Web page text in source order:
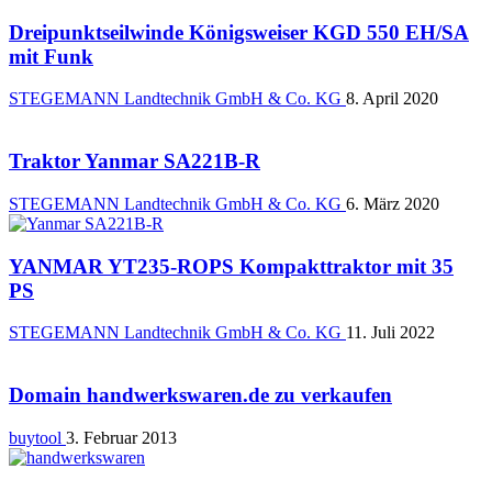
Dreipunktseilwinde Königsweiser KGD 550 EH/SA
mit Funk
STEGEMANN Landtechnik GmbH & Co. KG 8. April 2020
Traktor Yanmar SA221B-R
STEGEMANN Landtechnik GmbH & Co. KG 6. März 2020
YANMAR YT235-ROPS Kompakttraktor mit 35
PS
STEGEMANN Landtechnik GmbH & Co. KG 11. Juli 2022
Domain handwerkswaren.de zu verkaufen
buytool 3. Februar 2013